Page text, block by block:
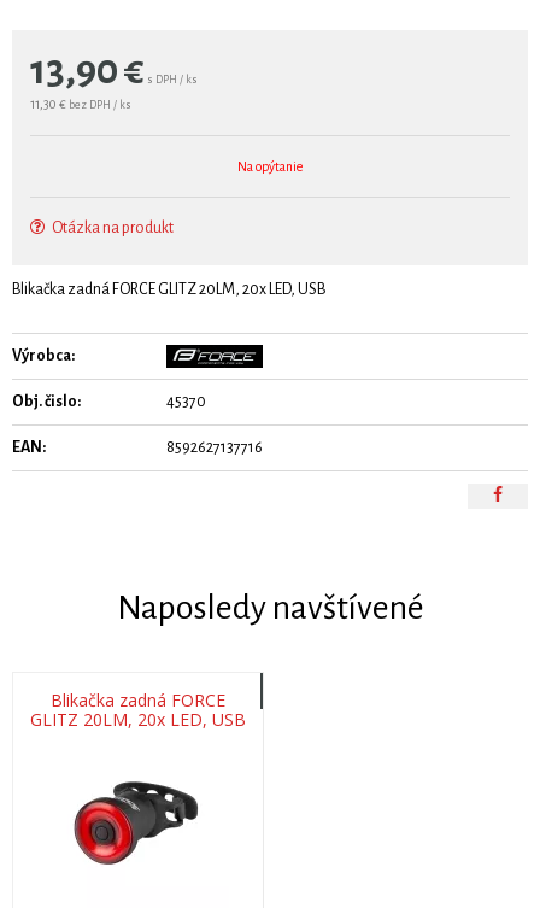
13,90€ s DPH / ks
11,30 € bez DPH / ks
Na opýtanie
Otázka na produkt
Blikačka zadná FORCE GLITZ 20LM, 20x LED, USB
Výrobca:
Obj. čislo: 45370
EAN: 8592627137716
Naposledy navštívené
Blikačka zadná FORCE
GLITZ 20LM, 20x LED, USB